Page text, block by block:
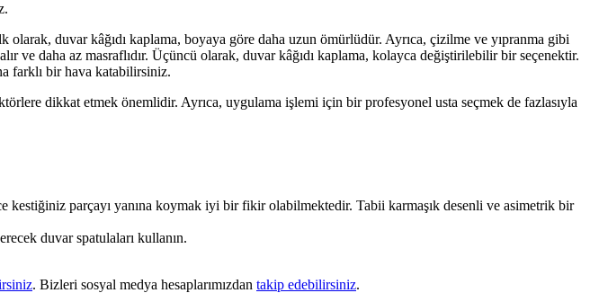
olarak, duvar kâğıdı kaplama, boyaya göre daha uzun ömürlüdür. Ayrıca, çizilme ve yıpranma gibi
ve daha az masraflıdır. Üçüncü olarak, duvar kâğıdı kaplama, kolayca değiştirilebilir bir seçenektir.
farklı bir hava katabilirsiniz.
dikkat etmek önemlidir. Ayrıca, uygulama işlemi için bir profesyonel usta seçmek de fazlasıyla
kestiğiniz parçayı yanına koymak iyi bir fikir olabilmektedir. Tabii karmaşık desenli ve asimetrik bir
duvar spatulaları kullanın.
. Bizleri sosyal medya hesaplarımızdan takip edebilirsiniz.